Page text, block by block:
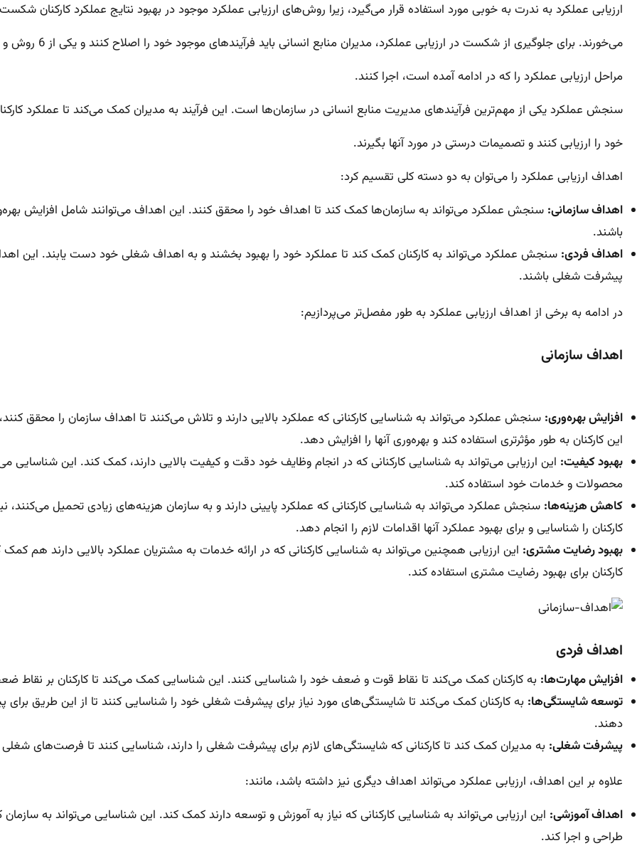
ارزیابی عملکرد به ندرت به خوبی مورد استفاده قرار می‌گیرد، زیرا روش‌های ارزیابی عملکرد موجود در بهبود نتایج عملکرد کارکنان شکست
می‌خورند. برای جلوگیری از شکست در ارزیابی عملکرد، مدیران منابع انسانی باید فرآیندهای موجود خود را اصلاح کنند و یکی از 6 روش و
مراحل ارزیابی عملکرد را که در ادامه آمده است، اجرا کنند.
سنجش عملکرد یکی از مهم‌ترین فرآیندهای مدیریت منابع انسانی در سازمان‌ها است. این فرآیند به مدیران کمک می‌کند تا عملکرد
خود را ارزیابی کنند و تصمیمات درستی در مورد آنها بگیرند.
اهداف ارزیابی عملکرد را می‌توان به دو دسته کلی تقسیم کرد:
اهداف سازمانی: سنجش عملکرد می‌تواند به سازمان‌ها کمک کند تا اهداف خود را محقق کنند. این اهداف می‌توانند شامل افزایش
باشند.
اهداف فردی: سنجش عملکرد می‌تواند به کارکنان کمک کند تا عملکرد خود را بهبود بخشند و به اهداف شغلی خود دست یابند. این
پیشرفت شغلی باشند.
در ادامه به برخی از اهداف ارزیابی عملکرد به طور مفصل‌تر می‌پردازیم:
اهداف سازمانی
افزایش بهره‌وری: سنجش عملکرد می‌تواند به شناسایی کارکنانی که عملکرد بالایی دارند و تلاش می‌کنند تا اهداف سازمان را محقق
این کارکنان به طور مؤثرتری استفاده کند و بهره‌وری آنها را افزایش دهد.
بهبود کیفیت: این ارزیابی می‌تواند به شناسایی کارکنانی که در انجام وظایف خود دقت و کیفیت بالایی دارند، کمک کند. این شناسایی
محصولات و خدمات خود استفاده کند.
کاهش هزینه‌ها: سنجش عملکرد می‌تواند به شناسایی کارکنانی که عملکرد پایینی دارند و به سازمان هزینه‌های زیادی تحمیل
کارکنان را شناسایی و برای بهبود عملکرد آنها اقدامات لازم را انجام دهد.
بهبود رضایت مشتری: این ارزیابی همچنین می‌تواند به شناسایی کارکنانی که در ارائه خدمات به مشتریان عملکرد بالایی دارند هم
کارکنان برای بهبود رضایت مشتری استفاده کند.
اهداف فردی
افزایش مهارت‌ها: به کارکنان کمک می‌کند تا نقاط قوت و ضعف خود را شناسایی کنند. این شناسایی کمک می‌کند تا کارکنان بر نقاط
توسعه شایستگی‌ها: به کارکنان کمک می‌کند تا شایستگی‌های مورد نیاز برای پیشرفت شغلی خود را شناسایی کنند تا از این طریق برای
دهند.
پیشرفت شغلی: به مدیران کمک کند تا کارکنانی که شایستگی‌های لازم برای پیشرفت شغلی را دارند، شناسایی کنند تا فرصت‌های شغلی
علاوه بر این اهداف، ارزیابی عملکرد می‌تواند اهداف دیگری نیز داشته باشد، مانند:
اهداف آموزشی: این ارزیابی می‌تواند به شناسایی کارکنانی که نیاز به آموزش و توسعه دارند کمک کند. این شناسایی می‌تواند به
طراحی و اجرا کند.